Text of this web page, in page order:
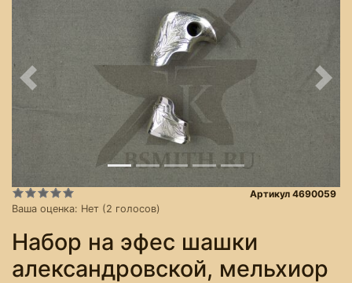
Предыдущее
Ваша оценка: Нет (2 голосов)
Артикул 4690059
Набор на эфес шашки
александровской, мельхиор